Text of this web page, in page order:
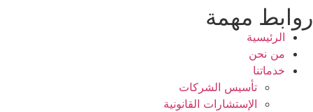
مهمة
الرئيسية
من نحن
خدماتنا
تأسيس الشركات
الإستشارات القانونية